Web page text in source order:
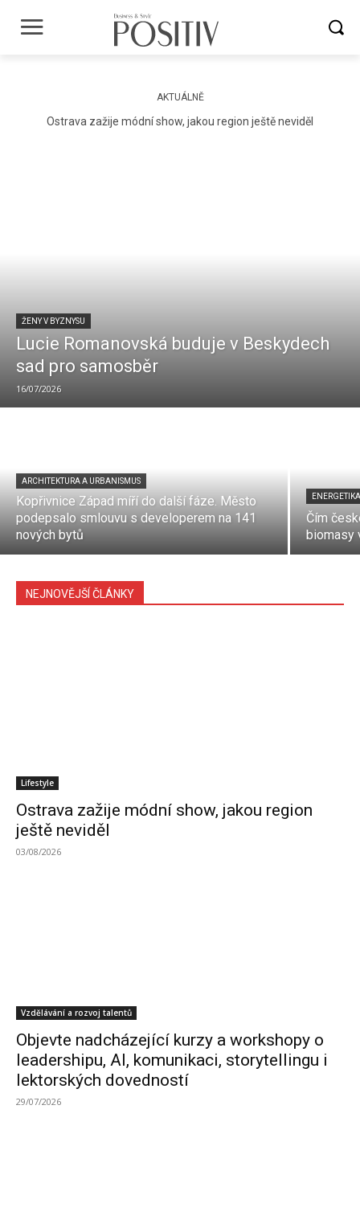
AKTUÁLNĚ
Ostrava zažije módní show, jakou region ještě neviděl
ŽENY V BYZNYSU
Lucie Romanovská buduje v Beskydech
sad pro samosběr
16/07/2026
ARCHITEKTURA A URBANISMUS
Kopřivnice Západ míří do další fáze. Město
podepsalo smlouvu s developerem na 141
nových bytů
Čím
biomasy
NEJNOVĚJŠÍ ČLÁNKY
Lifestyle
Ostrava zažije módní show, jakou region
ještě neviděl
03/08/2026
Vzdělávání a rozvoj talentů
Objevte nadcházející kurzy a workshopy o
leadershipu, AI, komunikaci, storytellingu i
lektorských dovedností
29/07/2026